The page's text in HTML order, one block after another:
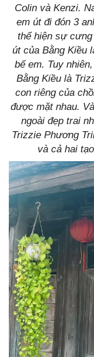
Colin và Kenzi.
em út đi đón 3
thể hiện sự
út của Bằng Kiều
bế em. Tuy
Bằng Kiều là
con riêng của
được mặt nhau.
ngoài đẹp trai
Trizzie Phương
và cả hai